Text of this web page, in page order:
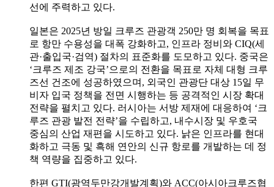
선에 주력하고 있다.
일본은 2025년 방일 크루즈 관광객 250만 명 회복을 목표
로 항만 수용성을 대폭 강화하고, 인프라 정비와 CIQ(세
관·출입국·검역) 절차의 표준화를 도모하고 있다. 중국은
‘크루즈 제조 강국’으로의 전환을 목표로 자체 대형 크루
즈선 건조에 성공하였으며, 외국인 관광단 대상 15일 무
비자 입국 정책을 전면 시행하는 등 공격적인 시장 확대
전략을 펼치고 있다. 러시아는 서방 제재에 대응하여 ‘크
루즈 관광 발전 전략’을 수립하고, 내수시장 및 우호국
중심의 산업 재편을 시도하고 있다. 낡은 인프라를 현대
화하고 극동 및 흑해 연안의 신규 항로를 개발하는 데 정
책 역량을 집중하고 있다.
한편 GTI(광역두만강개발계획)와 ACC(아시아크루즈협